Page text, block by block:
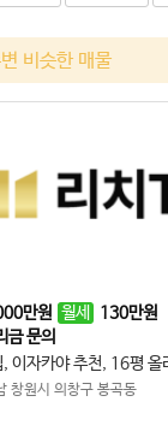
비슷한 매물
만원 월세 130만원
금 문의
창원시 의창구 봉곡동